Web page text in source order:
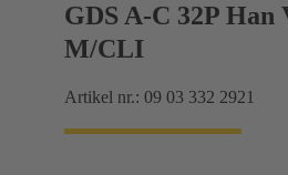
GDS A-C 32P
M/CLI
Artikel nr.: 09 03 332 2921